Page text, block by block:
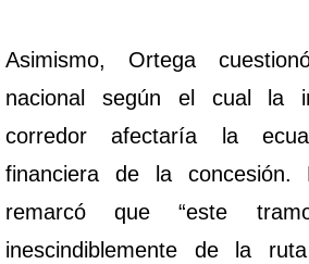
Asimismo, Ortega
nacional según el cual la
corredor afectaría la
financiera de la concesión.
remarcó que “este
inescindiblemente de la